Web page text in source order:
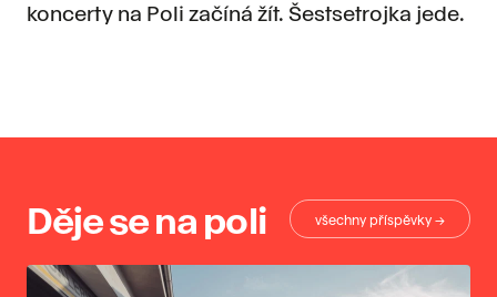
koncerty na Poli začíná žít. Šestsetrojka jede.
Děje se na poli všechny příspěvky →